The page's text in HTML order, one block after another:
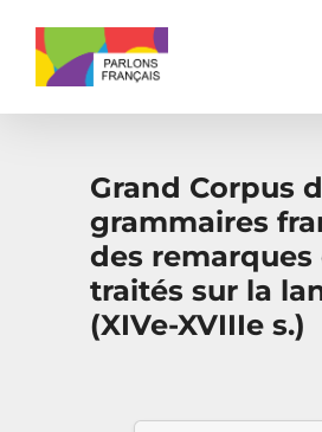
Grand Corpus
grammaires
des remarques
traités sur la
(XIVe-XVIIIe s.)